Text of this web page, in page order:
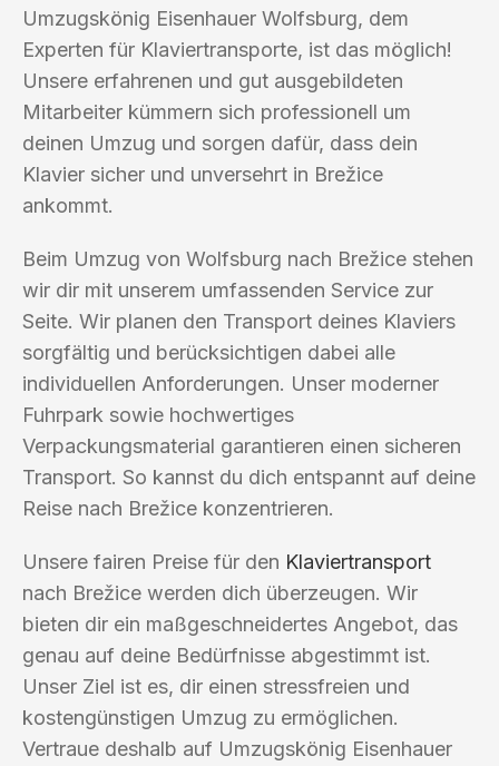
Umzugskönig Eisenhauer Wolfsburg, dem
Experten für Klaviertransporte, ist das möglich!
Unsere erfahrenen und gut ausgebildeten
Mitarbeiter kümmern sich professionell um
deinen Umzug und sorgen dafür, dass dein
Klavier sicher und unversehrt in Brežice
ankommt.
Beim Umzug von Wolfsburg nach Brežice stehen
wir dir mit unserem umfassenden Service zur
Seite. Wir planen den Transport deines Klaviers
sorgfältig und berücksichtigen dabei alle
individuellen Anforderungen. Unser moderner
Fuhrpark sowie hochwertiges
Verpackungsmaterial garantieren einen sicheren
Transport. So kannst du dich entspannt auf deine
Reise nach Brežice konzentrieren.
Unsere fairen Preise für den Klaviertransport
nach Brežice werden dich überzeugen. Wir
bieten dir ein maßgeschneidertes Angebot, das
genau auf deine Bedürfnisse abgestimmt ist.
Unser Ziel ist es, dir einen stressfreien und
kostengünstigen Umzug zu ermöglichen.
Vertraue deshalb auf Umzugskönig Eisenhauer